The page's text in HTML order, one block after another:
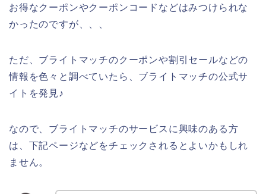
お得なクーポンやクーポンコードなどはみつけられな
かったのですが、、、
ただ、ブライトマッチのクーポンや割引セールなどの
情報を色々と調べていたら、ブライトマッチの公式サ
イトを発見♪
なので、ブライトマッチのサービスに興味のある方
は、下記ページなどをチェックされるとよいかもしれ
ません。